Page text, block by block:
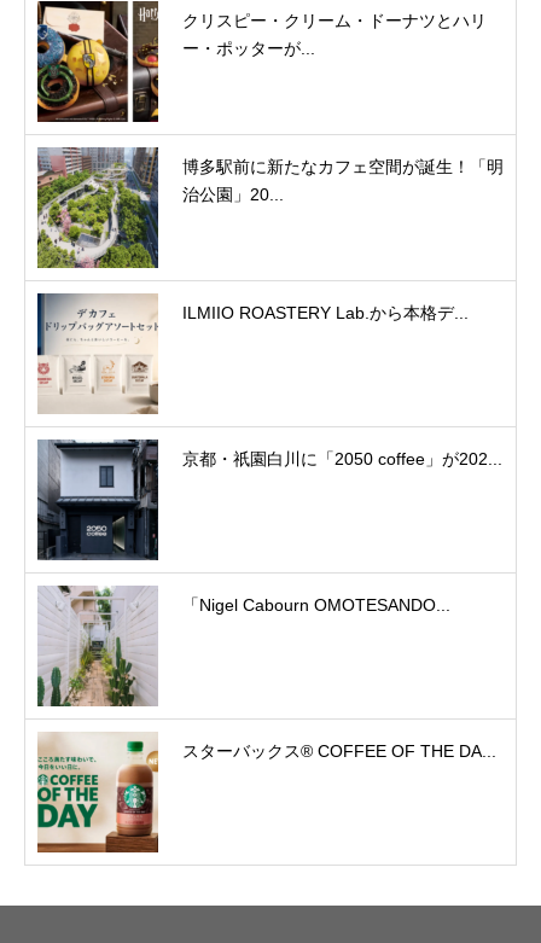
クリスピー・クリーム・ドーナツとハリ
ー・ポッターが...
博多駅前に新たなカフェ空間が誕生！「明
治公園」20...
ILMIIO ROASTERY Lab.から本格デ...
京都・祇園白川に「2050 coffee」が202...
「Nigel Cabourn OMOTESANDO...
スターバックス® COFFEE OF THE DA...